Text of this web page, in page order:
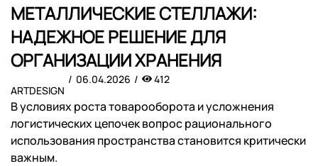
МЕТАЛЛИЧЕСКИЕ СТЕЛЛАЖИ:
НАДЕЖНОЕ РЕШЕНИЕ ДЛЯ
ОРГАНИЗАЦИИ ХРАНЕНИЯ
ARTDESIGN
06.04.2026 412
В условиях роста товарооборота и усложнения
логистических цепочек вопрос рационального
использования пространства становится критически
важным.